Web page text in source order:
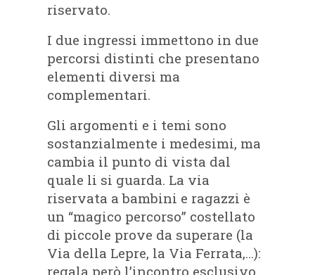
riservato.
I due ingressi immettono in due
percorsi distinti che presentano
elementi diversi ma
complementari.
Gli argomenti e i temi sono
sostanzialmente i medesimi, ma
cambia il punto di vista dal
quale li si guarda. La via
riservata a bambini e ragazzi è
un “magico percorso” costellato
di piccole prove da superare (la
Via della Lepre, la Via Ferrata,…):
regala però l’incontro esclusivo